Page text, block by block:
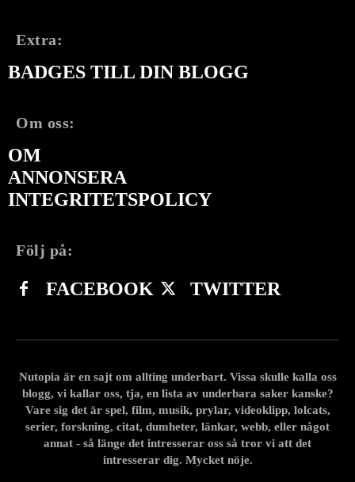
Extra:
BADGES TILL DIN BLOGG
Om oss:
OM
ANNONSERA
INTEGRITETSPOLICY
Följ på:
FACEBOOK TWITTER
Nutopia är en sajt om allting underbart. Vissa skulle kalla oss
blogg, vi kallar oss, tja, en lista av underbara saker kanske?
Vare sig det är spel, film, musik, prylar, videoklipp, lolcats,
serier, forskning, citat, dumheter, länkar, webb, eller något
annat - så länge det intresserar oss så tror vi att det
intresserar dig. Mycket nöje.